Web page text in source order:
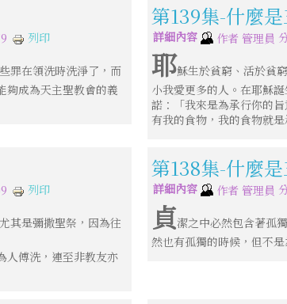
列印
罪在領洗時洗淨了，而
夠成為天主聖教會的義
第139集-什麼
詳細內容 作者 管理員
耶穌生於貧窮、活於貧
小我愛更多的人。在耶穌
諾：「我來是為承行你的
有我的食物，我的食物就
列印
其是彌撒聖祭，因為往
人傅洗，連至非教友亦
第138集-什麼
詳細內容 作者 管理員
貞潔之中必然包含著孤
然也有孤獨的時候，但不